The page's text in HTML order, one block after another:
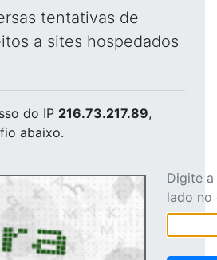
tentativas de
a sites hospedados
do IP 216.73.217.89,
abaixo.
Digite
lado no